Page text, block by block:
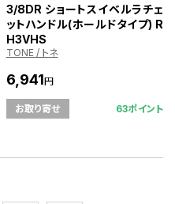
3/8DR ショートスイベルラチェ
ットハンドル(ホールドタイプ) R
H3VHS
TONE / トネ
6,941円
お取り寄せ 63ポイント